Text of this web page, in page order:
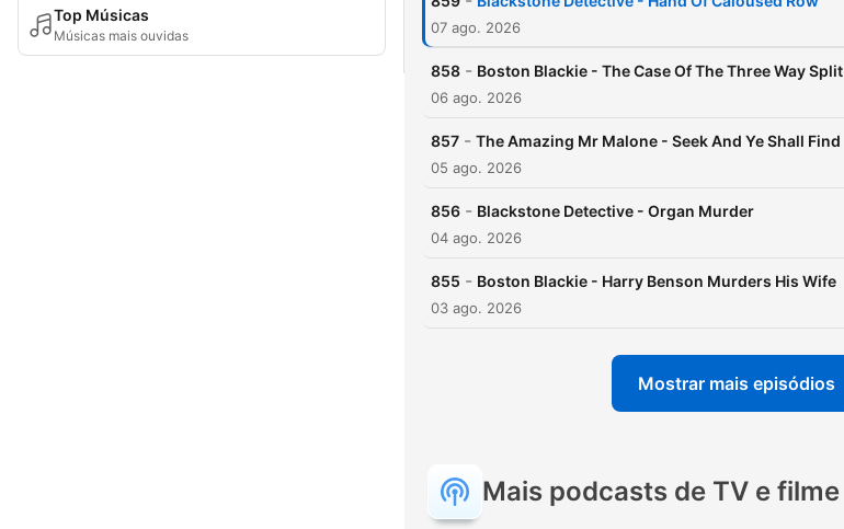
Top Músicas
Músicas mais ouvidas 07 ago. 2026
858 - Boston Blackie - The Case Of The Three Way Split
06 ago. 2026
857 - The Amazing Mr Malone - Seek And Ye Shall Find
05 ago. 2026
856 - Blackstone Detective - Organ Murder
04 ago. 2026
855 - Boston Blackie - Harry Benson Murders His Wife
03 ago. 2026
Mostrar mais episódios
Mais podcasts de TV e filme